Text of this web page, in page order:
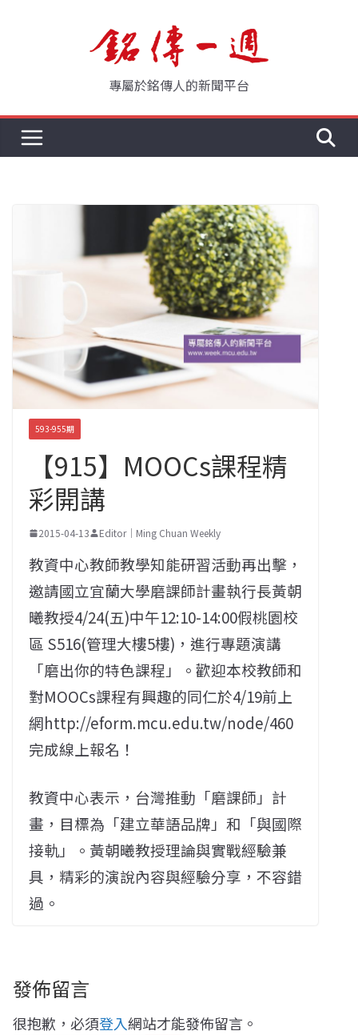
專屬於銘傳人的新聞平台
593-955期
【915】MOOCs課程精
彩開講
2015-04-13 Editor｜Ming Chuan Weekly
教資中心教師教學知能研習活動再出擊，
邀請國立宜蘭大學磨課師計畫執行長黃朝
曦教授4/24(五)中午12:10-14:00假桃園校
區 S516(管理大樓5樓)，進行專題演講
「磨出你的特色課程」。歡迎本校教師和
對MOOCs課程有興趣的同仁於4/19前上
網http://eform.mcu.edu.tw/node/460
完成線上報名！
教資中心表示，台灣推動「磨課師」計
畫，目標為「建立華語品牌」和「與國際
接軌」。黃朝曦教授理論與實戰經驗兼
具，精彩的演說內容與經驗分享，不容錯
過。
發佈留言
很抱歉，必須登入網站才能發佈留言。